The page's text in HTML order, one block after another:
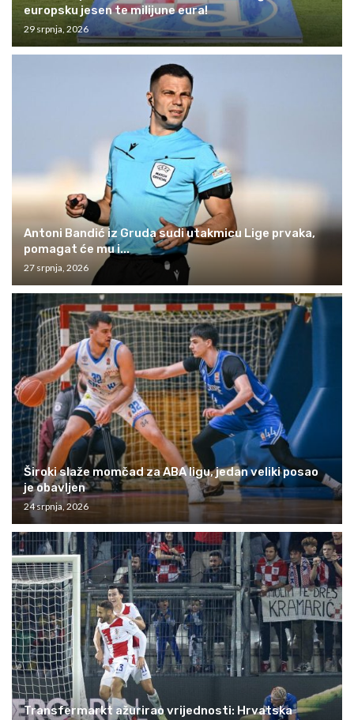
europsku jesen te milijune eura!
29 srpnja, 2026
Antoni Bandić iz Gruda sudi utakmicu Lige prvaka,
pomagat će mu i...
27 srpnja, 2026
Široki slaže momčad za ABA ligu, jedan veliki posao
je obavljen
24 srpnja, 2026
Transfermarkt ažurirao vrijednosti: Hrvatska